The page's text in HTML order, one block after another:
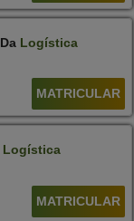
Da Logística
MATRICULAR
Logística
MATRICULAR